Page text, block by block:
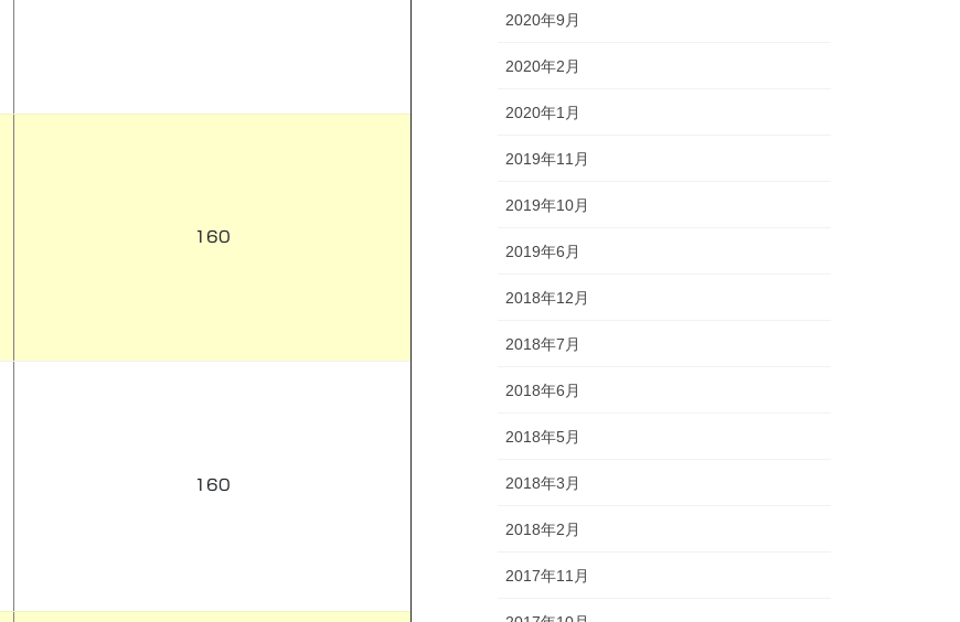
160
160
2020年9月
2020年2月
2020年1月
2019年11月
2019年10月
2019年6月
2018年12月
2018年7月
2018年6月
2018年5月
2018年3月
2018年2月
2017年11月